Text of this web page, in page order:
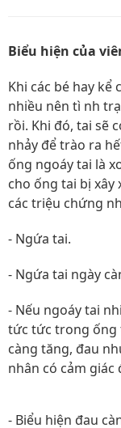
Biểu hiện của
Khi các bé hay
nhiều nên tì nh
rồi. Khi đó, tai sẽ
nhảy để trào ra
ống ngoáy tai là
cho ống tai bị xây
các triệu chứng
- Ngứa tai.
- Ngứa tai ngày
- Nếu ngoáy tai
tức tức trong ống
càng tăng, đau
nhân có cảm giác
- Biểu hiện đau